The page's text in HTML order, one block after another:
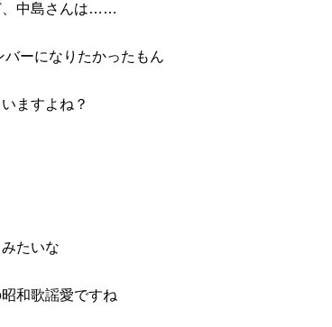
、中島さんは……
ーになりたかったもん
ますよね？
たいな
和歌謡愛ですね